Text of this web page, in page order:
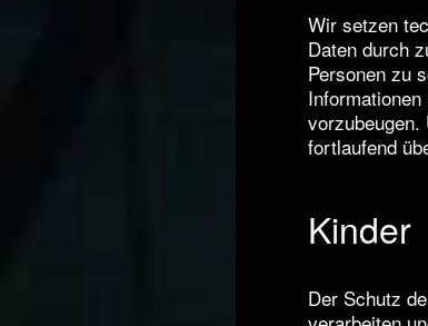
Wir setzen
Daten durch
Personen zu
fortlaufend
Kinder
Der Schutz